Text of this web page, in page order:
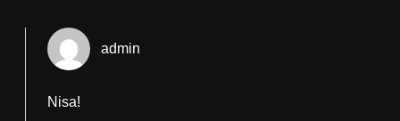
admin
Nisa!